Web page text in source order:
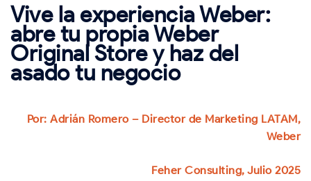
Vive la experiencia Weber:
abre tu propia Weber
Original Store y haz del
asado tu negocio
Por: Adrián Romero – Director de Marketing LATAM,
Weber
Feher Consulting, Julio 2025